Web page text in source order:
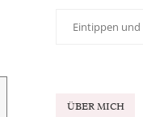
ÜBER MICH